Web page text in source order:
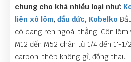
chung cho khá nhiều loại như:
liên xô lõm, đầu đức, Kobelko
có dang ren ngoài thẳng. Côn
M12 đến M52 chân từ 1/4 đến 1'-1/
carbon, thép không gỉ, đồng